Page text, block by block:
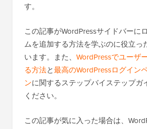
す。
この記事がWordPressサイドバーに
ムを追加する方法を学ぶのに役立っ
います。また、 WordPressでユーザ
る方法と最高のWordPressログイン
ンに関するステップバイステップガ
ください。
この記事が気に入った場合は、